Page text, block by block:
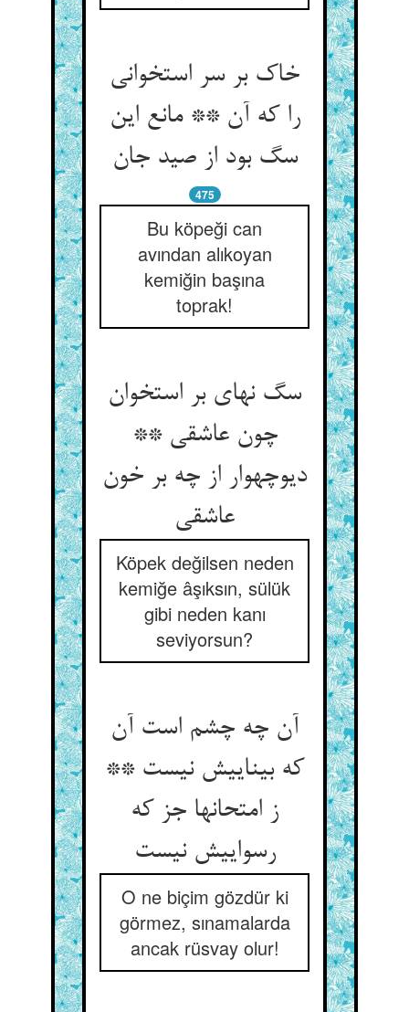
خاک بر سر استخوانی
را که آن ** مانع این
سگ بود از صید جان‏
475
Bu köpeği can
avından alıkoyan
kemiğin başına
toprak!
سگ نه‏ای بر استخوان
چون عاشقی **
دیوچه‏وار از چه بر خون
عاشقی‏
Köpek değilsen neden
kemiğe âşıksın, sülük
gibi neden kanı
seviyorsun?
آن چه چشم است آن
که بیناییش نیست **
ز امتحانها جز که
رسواییش نیست‏
O ne biçim gözdür ki
görmez, sınamalarda
ancak rüsvay olur!